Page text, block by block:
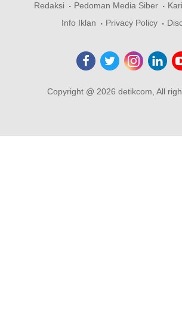
Redaksi Pedoman Media Siber
Info Iklan
Privacy Policy
Copyright @ 2026 detikcom, All